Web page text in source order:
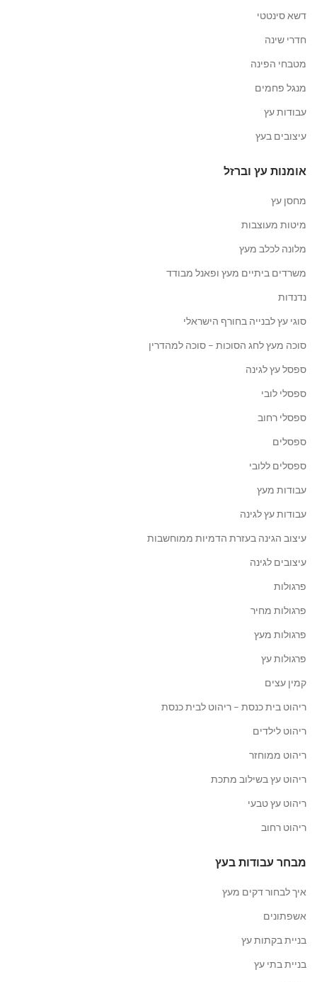
דשא סינטטי
חדרי שינה
מטבחי הפינה
מנגל פחמים
עבודות עץ
עיצובים בעץ
אומנות עץ וברזל
מחסן עץ
מיטות מעוצבות
מלונה לכלב מעץ
משרדים ביתיים מעץ ופאנל מבודד
נדנדות
סוגי עץ לבנייה בחורף הישראלי
סוכה מעץ לחג הסוכות – סוכה למהדרין
ספסל עץ לגינה
ספסלי לובי
ספסלי רחוב
ספסלים
ספסלים ללובי
עבודות מעץ
עבודות עץ לגינה
עיצוב הגינה בעזרת הדמיות ממוחשבות
עיצובים לגינה
פרגולות
פרגולות מחיר
פרגולות מעץ
פרגולות עץ
קמין עצים
ריהוט בית כנסת – ריהוט לבית כנסת
ריהוט לילדים
ריהוט ממוחזר
ריהוט עץ בשילוב מתכת
ריהוט עץ טבעי
ריהוט רחוב
מבחר עבודות בעץ
איך לבחור דקים מעץ
אשפתונים
בניית בקתות עץ
בניית בתי עץ